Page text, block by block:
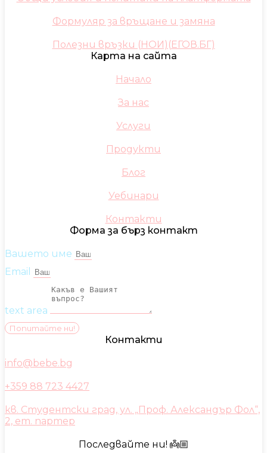
Формуляр за връщане и замяна
Полезни връзки (НОИ)(ЕГОВ.БГ)
Карта на сайта
Начало
За нас
Услуги
Продукти
Блог
Уебинари
Контакти
Форма за бърз контакт
Вашето име
Email
text area
Попитайте ни!
Контакти
info@bebe.bg
+359 88 723 4427
кв. Студентски град, ул. „Проф. Александър Фол“,
2, ет. партер
Последвайте ни! 👼🏼